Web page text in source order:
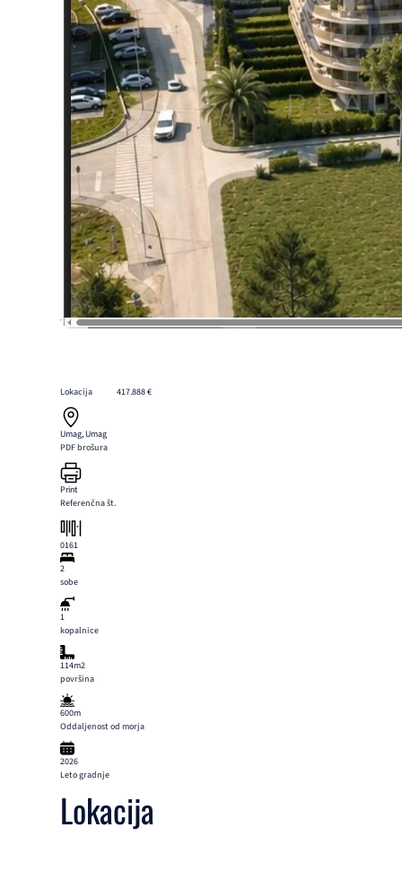
Lokacija
Umag, Umag
PDF brošura
Print
Referenčna št.
0161
417.888 €
2
sobe
1
kopalnice
114m2
površina
600m
Oddaljenost od morja
2026
Leto gradnje
Lokacija